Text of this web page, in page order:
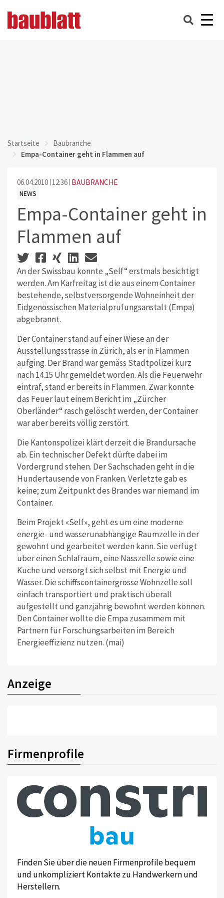
Startseite
Baubranche
Empa-Container geht in Flammen auf
06.04.2010 12:36 BAUBRANCHE
NEWS
Empa-Container geht in
Flammen auf
An der Swissbau konnte „Self“ erstmals besichtigt
werden. Am Karfreitag ist die aus einem Container
bestehende, selbstversorgende Wohneinheit der
Eidgenössischen Materialprüfungsanstalt (Empa)
abgebrannt.
Der Container stand auf einer Wiese an der
Ausstellungsstrasse in Zürich, als er in Flammen
aufging. Der Brand war gemäss Stadtpolizei kurz
nach 14.15 Uhr gemeldet worden. Als die Feuerwehr
eintraf, stand er bereits in Flammen. Zwar konnte
das Feuer laut einem Bericht im „Zürcher
Oberländer“ rasch gelöscht werden, der Container
war aber bereits völlig zerstört.
Die Kantonspolizei klärt derzeit die Brandursache
ab. Ein technischer Defekt dürfte dabei im
Vordergrund stehen. Der Sachschaden geht in die
Hundertausende von Franken. Verletzte gab es
keine; zum Zeitpunkt des Brandes war niemand im
Container.
Beim Projekt «Self», geht es um eine moderne
energie- und wasserunabhängige Raumzelle in der
gewohnt und gearbeitet werden kann. Sie verfügt
über einen Schlafraum, eine Nasszelle sowie eine
Küche und versorgt sich selbst mit Energie und
Wasser. Die schiffscontainergrosse Wohnzelle soll
einfach transportiert und praktisch überall
aufgestellt und ganzjährig bewohnt werden können.
Den Container wollte die Empa zusammem mit
Partnern für Forschungsarbeiten im Bereich
Energieeffizienz nutzen. (mai)
Anzeige
Firmenprofile
Finden Sie über die neuen Firmenprofile bequem
und unkompliziert Kontakte zu Handwerkern und
Herstellern.